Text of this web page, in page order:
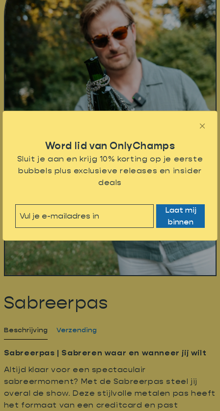
Sabreerpas
Beschrijving Verzending
Sabreerpas | Sabreren waar en wanneer jij wilt
Altijd klaar voor een spectaculair
sabreermoment? Met de Sabreerpas steel jij
overal de show. Deze stijlvolle metalen pas heeft
het formaat van een creditcard en past
Word lid van OnlyChamps
Sluit je aan en krijg 10% korting op je eerste
bubbels plus exclusieve releases en insider
deals
Laat mij
binnen